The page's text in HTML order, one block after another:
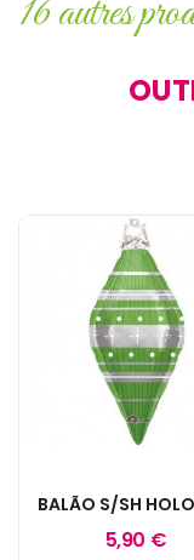
16 autres
5,90 €